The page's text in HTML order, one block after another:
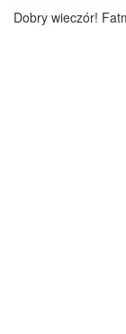
Dobry wieczór!